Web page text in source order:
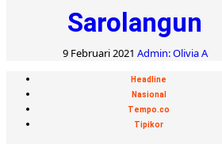
Sarolangun
9 Februari 2021 Admin: Olivia A
Headline
Nasional
Tempo.co
Tipikor